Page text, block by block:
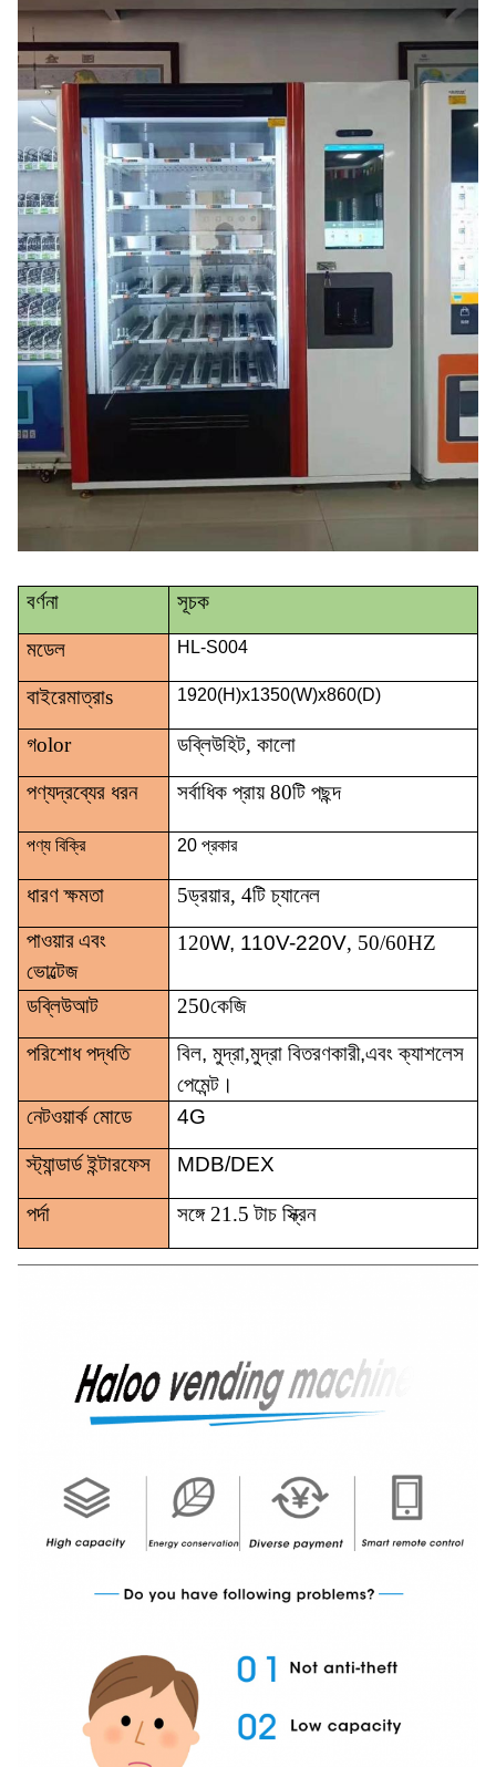
বর্ণনা সূচক
মডেল HL-S004
বাইরেমাত্রাs 1920(H)x1350(W)x860(D)
গolor ডব্লিউহিট, কালো
পণ্যদ্রব্যের ধরন সর্বাধিক প্রায় 80টি পছন্দ
পণ্য বিক্রি 20 প্রকার
ধারণ ক্ষমতা 5ড্রয়ার, 4টি চ্যানেল
পাওয়ার এবং
ভোল্টেজ
120W, 110V-220V, 50/60HZ
ডব্লিউআট 250কেজি
পরিশোধ পদ্ধতি বিল, মুদ্রা,মুদ্রা বিতরণকারী,এবং ক্যাশলেস
পেমেন্ট।
নেটওয়ার্ক মোডে
4G
স্ট্যান্ডার্ড ইন্টারফেস MDB/DEX
পর্দা সঙ্গে 21.5 টাচ স্ক্রিন